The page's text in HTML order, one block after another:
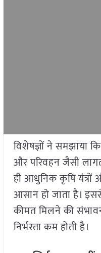
विशेषज्ञों ने समझाया
और परिवहन जैसी
ही आधुनिक कृषि यंत्रों
आसान हो जाता है।
कीमत मिलने की
निर्भरता कम होती है।